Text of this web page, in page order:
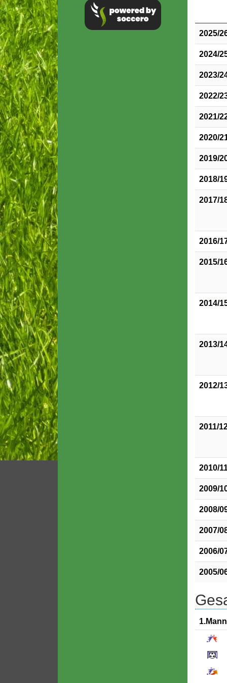
2025/
2024/
2023/
2022/
2021/
2020/
2019/
2018/
2017/
2016/
2015/
2014/
2013/
2012/
2011/
2010/
2009/
2008/
2007/
2006/
2005/